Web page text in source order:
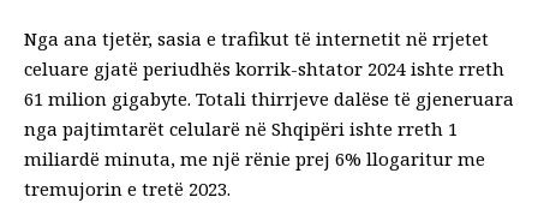
Nga ana tjetër, sasia e trafikut të internetit në rrjetet
celuare gjatë periudhës korrik-shtator 2024 ishte rreth
61 milion gigabyte. Totali thirrjeve dalëse të gjeneruara
nga pajtimtarët celularë në Shqipëri ishte rreth 1
miliardë minuta, me një rënie prej 6% llogaritur me
tremujorin e tretë 2023.